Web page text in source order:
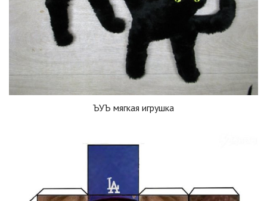
ЪУЪ мягкая игрушка